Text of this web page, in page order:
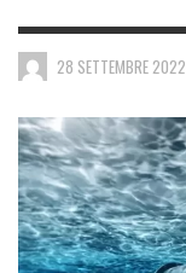
28 SETTEMBRE 2022